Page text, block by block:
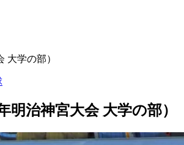
大学の部）
明治神宮大会 大学の部）